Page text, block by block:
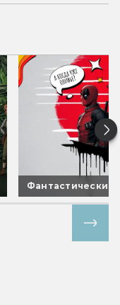
Фантастические